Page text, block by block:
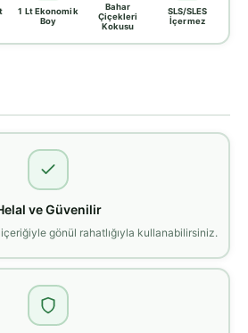
1 Lt Ekonomik
Boy
Bahar
Çiçekleri
Kokusu
SLS/SLES
İçermez
ve Güvenilir
gönül rahatlığıyla kullanabilirsiniz.